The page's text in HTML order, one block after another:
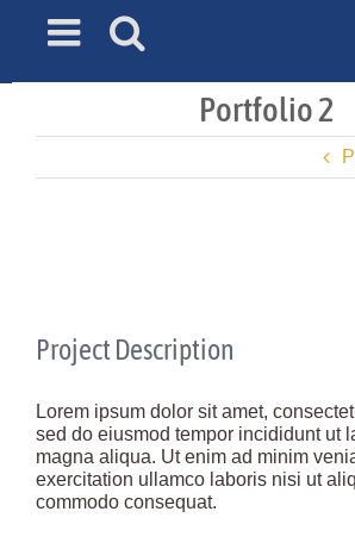
Portfolio 2
Project Description
Lorem ipsum dolor sit amet,
sed do eiusmod tempor incididunt ut
magna aliqua. Ut enim ad minim
exercitation ullamco laboris nisi ut
commodo consequat.